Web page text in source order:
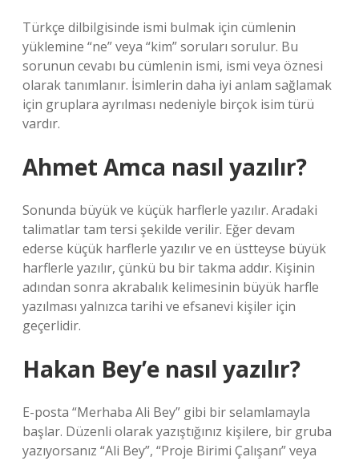
Türkçe dilbilgisinde ismi bulmak için cümlenin
yüklemine “ne” veya “kim” soruları sorulur. Bu
sorunun cevabı bu cümlenin ismi, ismi veya öznesi
olarak tanımlanır. İsimlerin daha iyi anlam sağlamak
için gruplara ayrılması nedeniyle birçok isim türü
vardır.
Ahmet Amca nasıl yazılır?
Sonunda büyük ve küçük harflerle yazılır. Aradaki
talimatlar tam tersi şekilde verilir. Eğer devam
ederse küçük harflerle yazılır ve en üstteyse büyük
harflerle yazılır, çünkü bu bir takma addır. Kişinin
adından sonra akrabalık kelimesinin büyük harfle
yazılması yalnızca tarihi ve efsanevi kişiler için
geçerlidir.
Hakan Bey’e nasıl yazılır?
E-posta “Merhaba Ali Bey” gibi bir selamlamayla
başlar. Düzenli olarak yazıştığınız kişilere, bir gruba
yazıyorsanız “Ali Bey”, “Proje Birimi Çalışanı” veya